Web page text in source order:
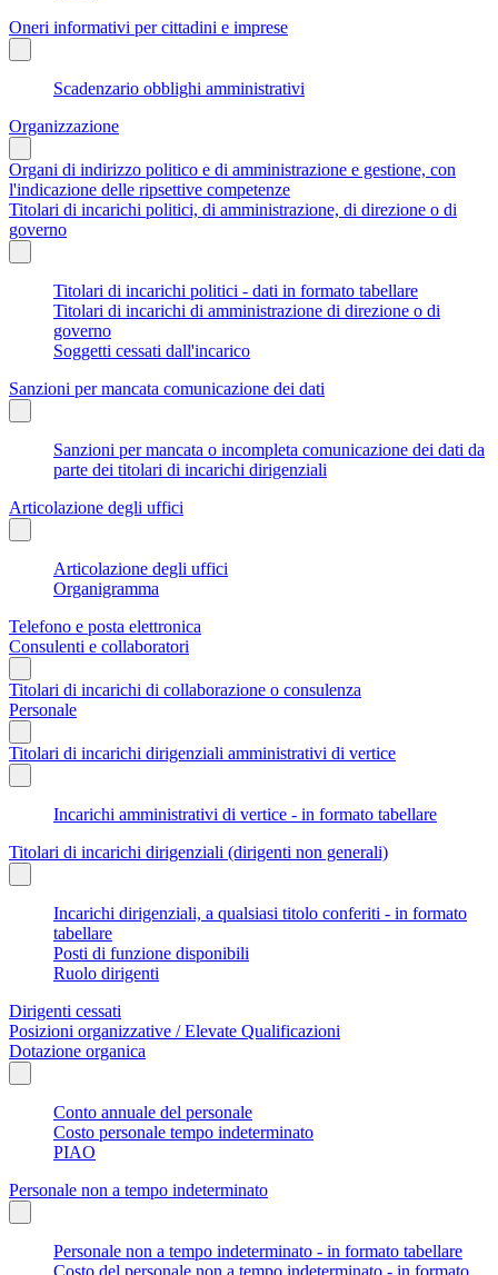
Oneri informativi per cittadini e imprese
Scadenzario obblighi amministrativi
Organizzazione
Organi di indirizzo politico e di amministrazione e gestione, con
l'indicazione delle ripsettive competenze
Titolari di incarichi politici, di amministrazione, di direzione o di
governo
Titolari di incarichi politici - dati in formato tabellare
Titolari di incarichi di amministrazione di direzione o di
governo
Soggetti cessati dall'incarico
Sanzioni per mancata comunicazione dei dati
Sanzioni per mancata o incompleta comunicazione dei dati da
parte dei titolari di incarichi dirigenziali
Articolazione degli uffici
Articolazione degli uffici
Organigramma
Telefono e posta elettronica
Consulenti e collaboratori
Titolari di incarichi di collaborazione o consulenza
Personale
Titolari di incarichi dirigenziali amministrativi di vertice
Incarichi amministrativi di vertice - in formato tabellare
Titolari di incarichi dirigenziali (dirigenti non generali)
Incarichi dirigenziali, a qualsiasi titolo conferiti - in formato
tabellare
Posti di funzione disponibili
Ruolo dirigenti
Dirigenti cessati
Posizioni organizzative / Elevate Qualificazioni
Dotazione organica
Conto annuale del personale
Costo personale tempo indeterminato
PIAO
Personale non a tempo indeterminato
Personale non a tempo indeterminato - in formato tabellare
Costo del personale non a tempo indeterminato - in formato